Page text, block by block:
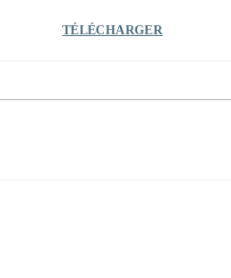
TÉLÉCHARGER